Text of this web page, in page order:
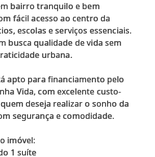
bairro tranquilo e bem
fácil acesso ao centro da
escolas e serviços essenciais.
busca qualidade de vida sem
urbana.
apto para financiamento pelo
Vida, com excelente custo-
deseja realizar o sonho da
segurança e comodidade.
imóvel:
1 suíte